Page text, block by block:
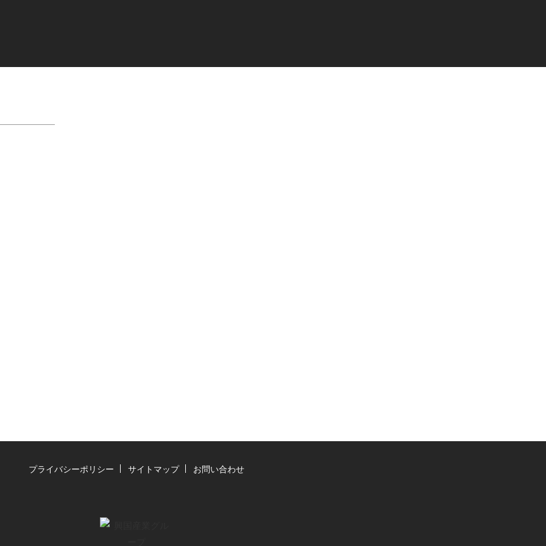
プライバシーポリシー サイトマップ お問い合わせ